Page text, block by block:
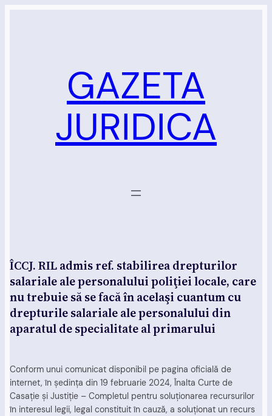
GAZETA
JURIDICA
ÎCCJ. RIL admis ref. stabilirea drepturilor
salariale ale personalului poliţiei locale, care
nu trebuie să se facă în acelaşi cuantum cu
drepturile salariale ale personalului din
aparatul de specialitate al primarului
Conform unui comunicat disponibil pe pagina oficială de
internet, în şedinţa din 19 februarie 2024, Înalta Curte de
Casaţie şi Justiţie – Completul pentru soluţionarea recursurilor
în interesul legii, legal constituit în cauză, a soluționat un recurs